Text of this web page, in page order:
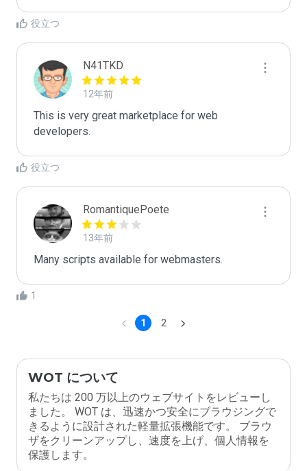
役立つ
N41TKD
12年前
This is very great marketplace for web
developers.
役立つ
RomantiquePoete
13年前
Many scripts available for webmasters.
1
1 2
WOT について
私たちは 200 万以上のウェブサイトをレビューし
ました。 WOT は、迅速かつ安全にブラウジングで
きるように設計された軽量拡張機能です。 ブラウ
ザをクリーンアップし、速度を上げ、個人情報を
保護します。